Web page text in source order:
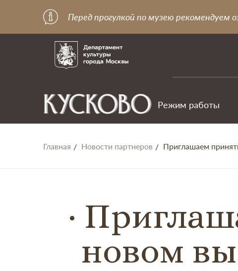
Перед прогулкой по музею рекомендуем
Режим работы
Главная Новости партнеров Приглашаем
новом